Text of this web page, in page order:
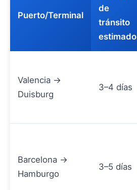
Puerto/Terminal
de
tránsito
estimado
Valencia →
Duisburg
3–4 días
Barcelona →
Hamburgo
3–5 días